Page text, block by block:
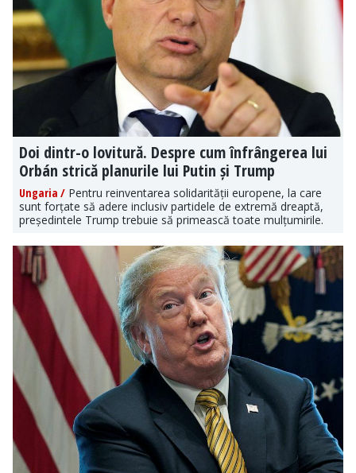
Doi dintr-o lovitură. Despre cum înfrângerea lui
Orbán strică planurile lui Putin și Trump
Ungaria / Pentru reinventarea solidarității europene, la care
sunt forțate să adere inclusiv partidele de extremă dreaptă,
președintele Trump trebuie să primească toate mulțumirile.